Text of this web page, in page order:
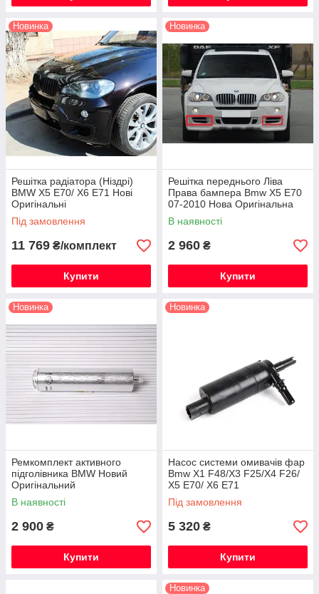
Новинка
Решітка радіатора (Ніздрі)
BMW X5 E70/ X6 E71 Нові
Оригінальні
Під замовлення
11 769 ₴/комплект
Купити
Новинка
Решітка переднього Ліва
Права бампера Bmw X5 E70
07-2010 Нова Оригінальна
В наявності
2 960 ₴
Купити
Новинка
Ремкомплект активного
підголівника BMW Новий
Оригінальний
В наявності
2 900 ₴
Купити
Новинка
Насос системи омивачів фар
Bmw X1 F48/X3 F25/X4 F26/
X5 E70/ X6 E71
Під замовлення
5 320 ₴
Купити
Новинка